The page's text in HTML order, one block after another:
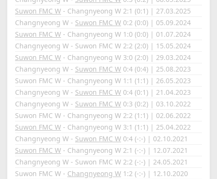
Suwon FMC W - Changnyeong W 2:1 (0:1) | 27.03.2025
Changnyeong W - Suwon FMC W 0:2 (0:0) | 05.09.2024
Suwon FMC W - Changnyeong W 1:0 (0:0) | 01.07.2024
Changnyeong W - Suwon FMC W 2:2 (2:0) | 15.05.2024
Suwon FMC W - Changnyeong W 3:0 (2:0) | 29.03.2024
Changnyeong W - Suwon FMC W 0:4 (0:4) | 25.08.2023
Suwon FMC W - Changnyeong W 1:1 (1:1) | 26.05.2023
Changnyeong W - Suwon FMC W 0:4 (0:1) | 21.04.2023
Changnyeong W - Suwon FMC W 0:3 (0:2) | 03.10.2022
Suwon FMC W - Changnyeong W 2:2 (1:1) | 02.06.2022
Suwon FMC W - Changnyeong W 3:1 (1:1) | 25.04.2022
Changnyeong W - Suwon FMC W 0:4 (-:-) | 02.10.2021
Suwon FMC W - Changnyeong W 2:1 (-:-) | 12.07.2021
Changnyeong W - Suwon FMC W 2:2 (-:-) | 24.05.2021
Suwon FMC W - Changnyeong W 1:2 (-:-) | 12.10.2020